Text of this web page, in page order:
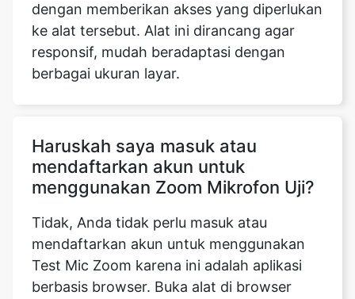
dengan memberikan akses yang diperlukan
ke alat tersebut. Alat ini dirancang agar
responsif, mudah beradaptasi dengan
berbagai ukuran layar.
Haruskah saya masuk atau
mendaftarkan akun untuk
menggunakan Zoom Mikrofon Uji?
Tidak, Anda tidak perlu masuk atau
mendaftarkan akun untuk menggunakan
Test Mic Zoom karena ini adalah aplikasi
berbasis browser. Buka alat di browser